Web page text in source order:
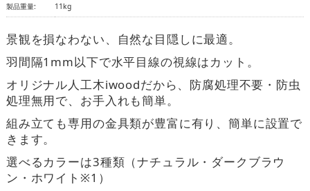
製品重量: 11kg
景観を損なわない、自然な目隠しに最適。
羽間隔1mm以下で水平目線の視線はカット。
オリジナル人工木iwoodだから、防腐処理不要・防虫
処理無用で、お手入れも簡単。
組み立ても専用の金具類が豊富に有り、簡単に設置で
きます。
選べるカラーは3種類（ナチュラル・ダークブラウ
ン・ホワイト※1）